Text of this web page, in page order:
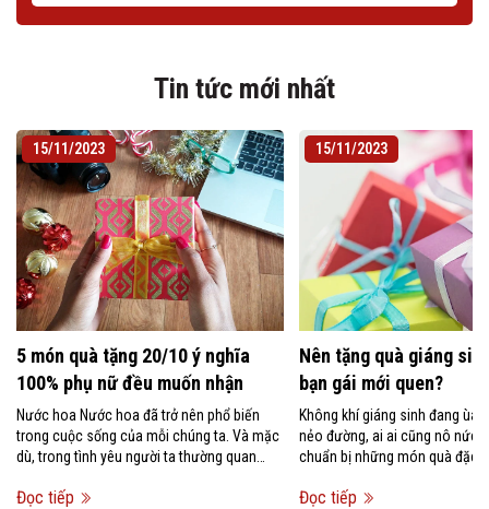
Tin tức mới nhất
15/11/2023
5 món quà tặng 20/10 ý nghĩa
100% phụ nữ đều muốn nhận
Nước hoa Nước hoa đã trở nên phổ biến
trong cuộc sống của mỗi chúng ta. Và mặc
dù, trong tình yêu người ta thường quan
Đọc tiếp
15/11/2023
Nên tặng quà giáng
bạn gái mới quen?
Không khí giáng sinh đang ùa
nẻo đường, ai ai cũng nô nức
chuẩn bị những món quà đặc
Đọc tiếp